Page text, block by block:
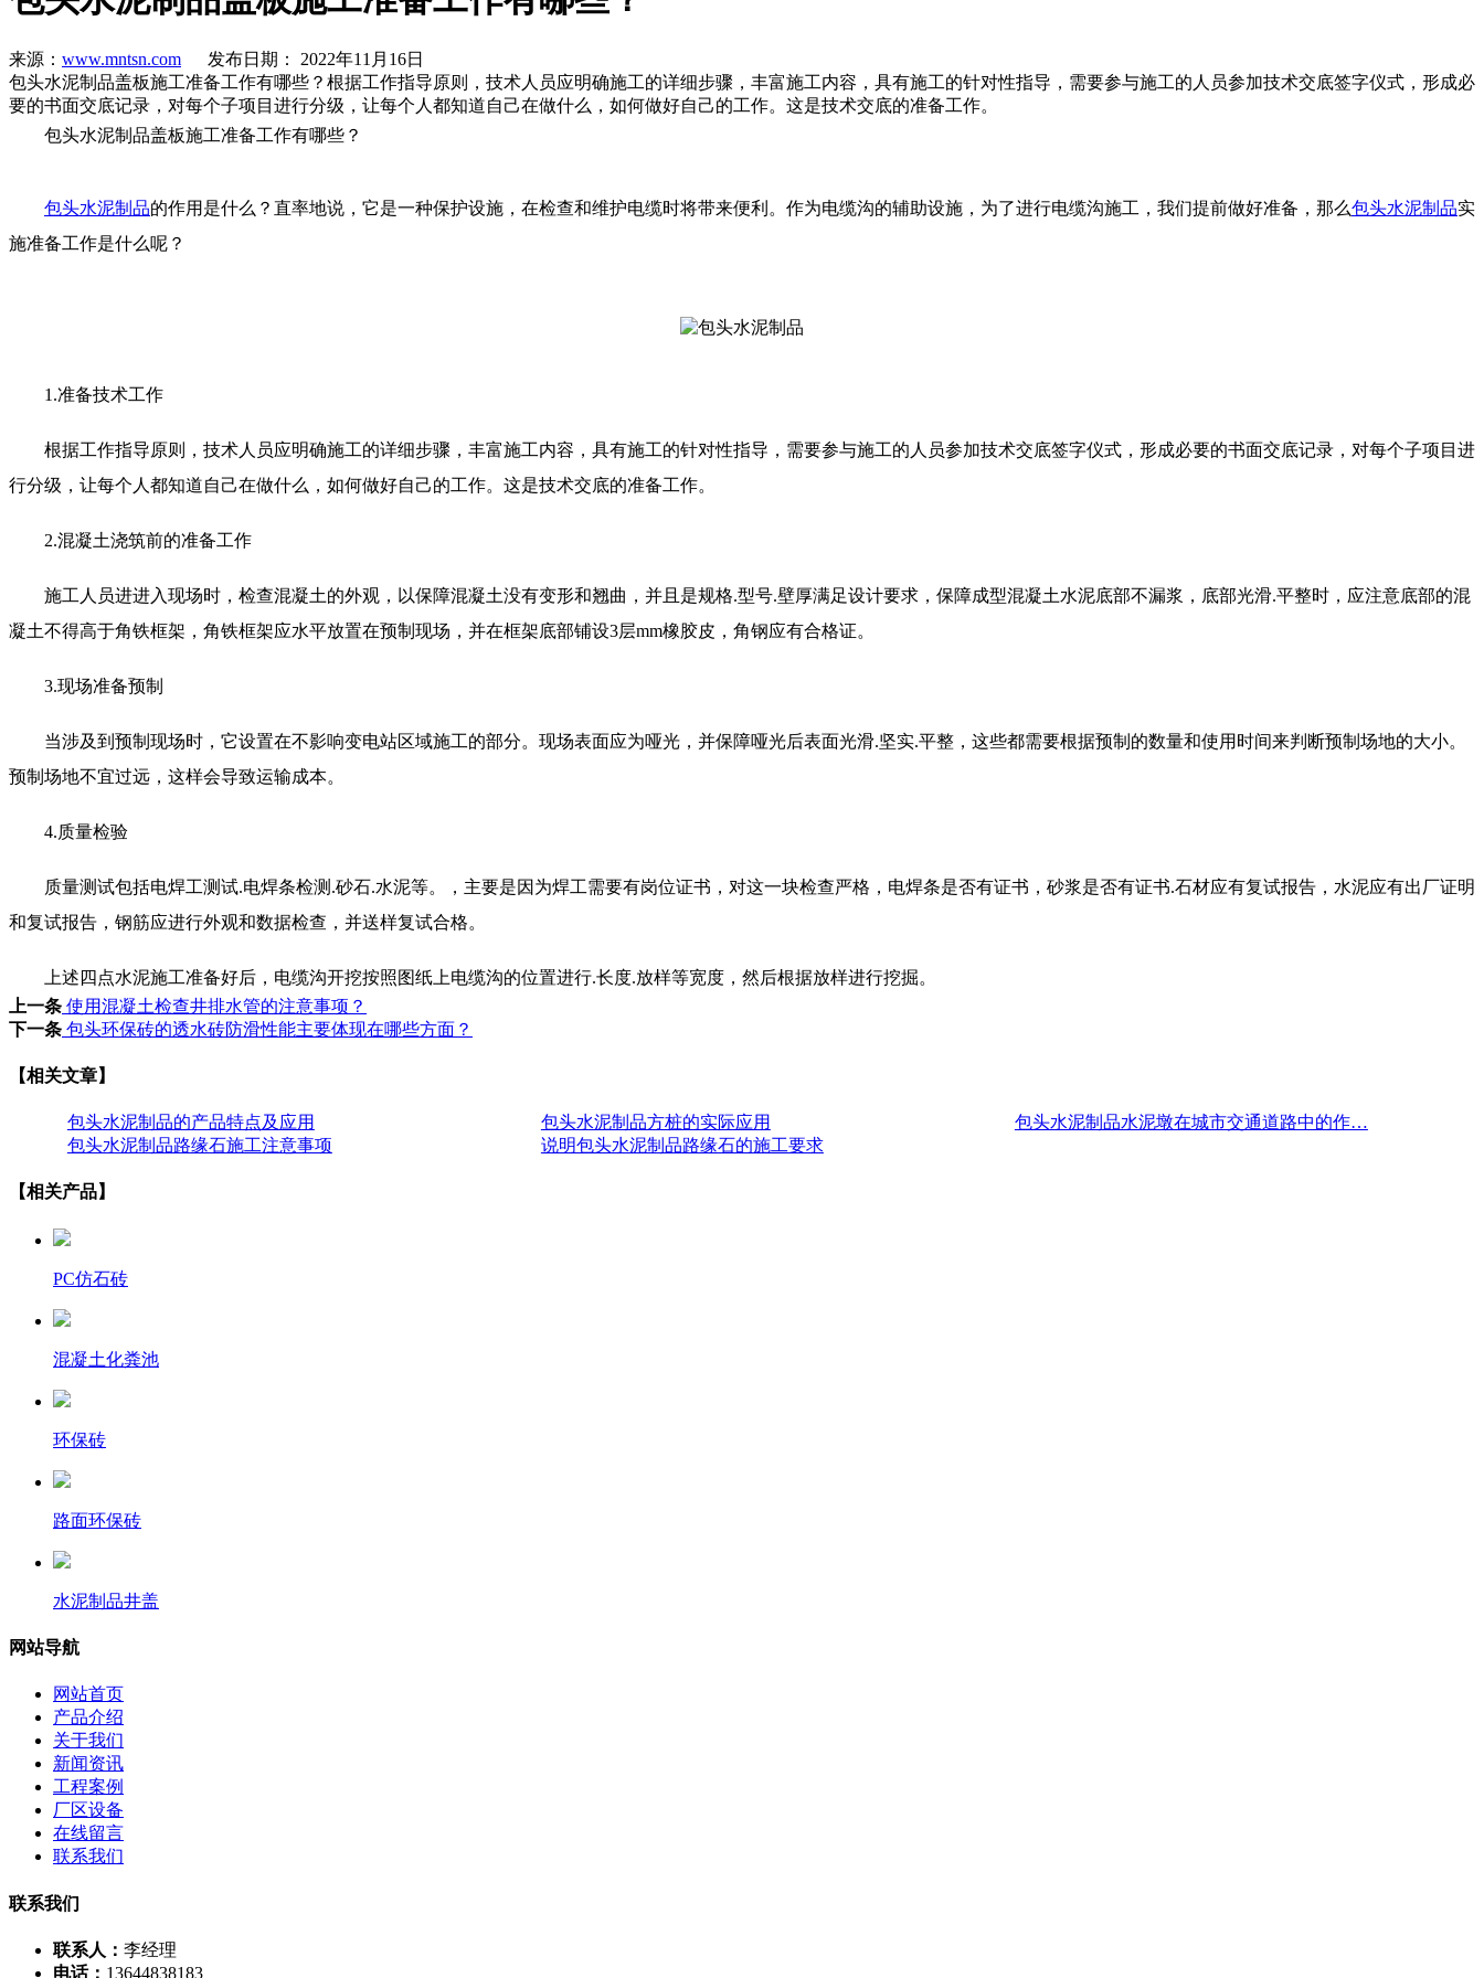
来源： www.mntsn.com 发布日期： 2022年11月16日
包头水泥制品盖板施工准备工作有哪些？根据工作指导原则，技术人员应明确施工的详细步骤，丰富施工内容，具有施工的针对性指导，需要参与施工的人员参加技术交底签字仪式，形成必
要的书面交底记录，对每个子项目进行分级，让每个人都知道自己在做什么，如何做好自己的工作。这是技术交底的准备工作。
包头水泥制品盖板施工准备工作有哪些？
包头水泥制品的作用是什么？直率地说，它是一种保护设施，在检查和维护电缆时将带来便利。作为电缆沟的辅助设施，为了进行电缆沟施工，我们提前做好准备，那么包头水泥制品实
施准备工作是什么呢？
1.准备技术工作
根据工作指导原则，技术人员应明确施工的详细步骤，丰富施工内容，具有施工的针对性指导，需要参与施工的人员参加技术交底签字仪式，形成必要的书面交底记录，对每个子项目进
行分级，让每个人都知道自己在做什么，如何做好自己的工作。这是技术交底的准备工作。
2.混凝土浇筑前的准备工作
施工人员进进入现场时，检查混凝土的外观，以保障混凝土没有变形和翘曲，并且是规格.型号.壁厚满足设计要求，保障成型混凝土水泥底部不漏浆，底部光滑.平整时，应注意底部的混
凝土不得高于角铁框架，角铁框架应水平放置在预制现场，并在框架底部铺设3层mm橡胶皮，角钢应有合格证。
3.现场准备预制
当涉及到预制现场时，它设置在不影响变电站区域施工的部分。现场表面应为哑光，并保障哑光后表面光滑.坚实.平整，这些都需要根据预制的数量和使用时间来判断预制场地的大小。
预制场地不宜过远，这样会导致运输成本。
4.质量检验
质量测试包括电焊工测试.电焊条检测.砂石.水泥等。，主要是因为焊工需要有岗位证书，对这一块检查严格，电焊条是否有证书，砂浆是否有证书.石材应有复试报告，水泥应有出厂证明
和复试报告，钢筋应进行外观和数据检查，并送样复试合格。
上述四点水泥施工准备好后，电缆沟开挖按照图纸上电缆沟的位置进行.长度.放样等宽度，然后根据放样进行挖掘。
上一条 使用混凝土检查井排水管的注意事项？
下一条 包头环保砖的透水砖防滑性能主要体现在哪些方面？
【相关文章】
包头水泥制品的产品特点及应用 包头水泥制品方桩的实际应用
包头水泥制品水泥墩在城市交通道路中的作…
包头水泥制品路缘石施工注意事项
说明包头水泥制品路缘石的施工要求
【相关产品】
PC仿石砖
混凝土化粪池
环保砖
路面环保砖
水泥制品井盖
网站导航
网站首页
产品介绍
关于我们
新闻资讯
工程案例
厂区设备
在线留言
联系我们
联系我们
联系人： 李经理
电话： 13644838183